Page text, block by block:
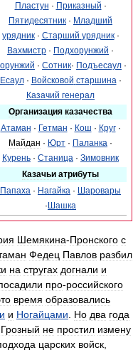
Пластун · Приказный ·
Пятидесятник · Младший
урядник· Старший урядник·
Вахмистр · Подхорунжий ·
· Сотник· Подъесаул ·
Есаул· Войсковой старшина·
Казачий генерал
Организация казачества
Атаман · Гетман · Кош · Круг·
Майдан · Юрт · Паланка ·
Курень · Станица · Зимовник
Казачьи атрибуты
Папаха · Нагайка · Шаровары
· Шашка
Шемякина-Пронского с
Федец Павлов разбил
на стругах догнали и
про-российского
время образовались
и Ногайцами Но два года
Грозный не простил измену
царских войск